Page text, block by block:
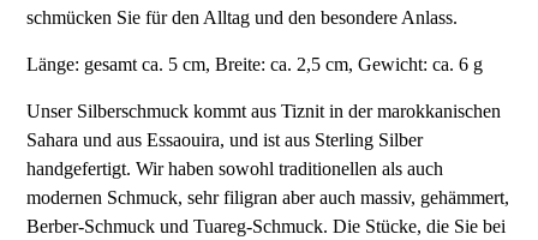
schmücken Sie für den Alltag und den besondere Anlass.
Länge: gesamt ca. 5 cm, Breite: ca. 2,5 cm, Gewicht: ca. 6 g
Unser Silberschmuck kommt aus Tiznit in der marokkanischen
Sahara und aus Essaouira, und ist aus Sterling Silber
handgefertigt. Wir haben sowohl traditionellen als auch
modernen Schmuck, sehr filigran aber auch massiv, gehämmert,
Berber-Schmuck und Tuareg-Schmuck. Die Stücke, die Sie bei